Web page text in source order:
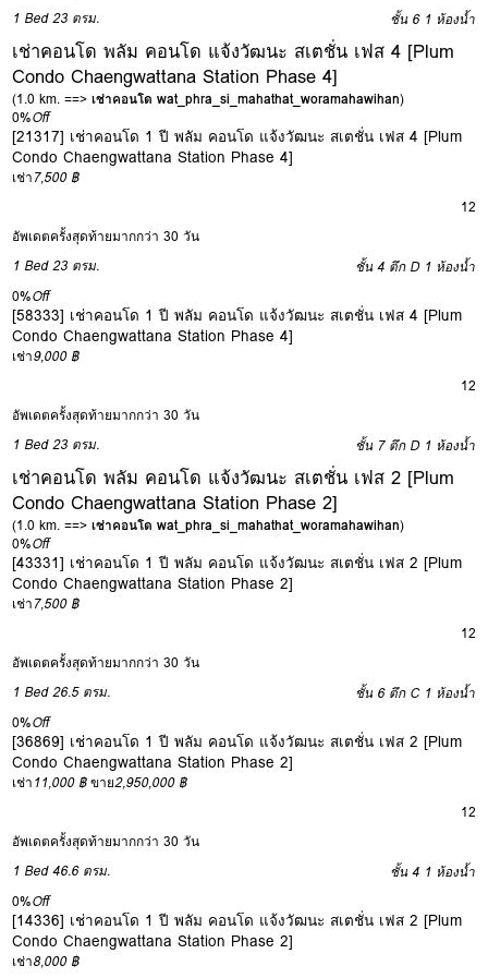
1 Bed 23 ตรม. ชั้น 6 1 ห้องน้ำ
เช่าคอนโด พลัม คอนโด แจ้งวัฒนะ สเตชั่น เฟส 4 [Plum
Condo Chaengwattana Station Phase 4]
(1.0 km. ==>เช่าคอนโด wat_phra_si_mahathat_woramahawihan)
0%Off
[21317] เช่าคอนโด 1 ปี พลัม คอนโด แจ้งวัฒนะ สเตชั่น เฟส 4 [Plum
Condo Chaengwattana Station Phase 4]
เช่า7,500 ฿
12
อัพเดตครั้งสุดท้ายมากกว่า 30 วัน
1 Bed 23 ตรม. ชั้น 4 ตึก D 1 ห้องน้ำ
0%Off
[58333] เช่าคอนโด 1 ปี พลัม คอนโด แจ้งวัฒนะ สเตชั่น เฟส 4 [Plum
Condo Chaengwattana Station Phase 4]
เช่า9,000 ฿
12
อัพเดตครั้งสุดท้ายมากกว่า 30 วัน
1 Bed 23 ตรม. ชั้น 7 ตึก D 1 ห้องน้ำ
เช่าคอนโด พลัม คอนโด แจ้งวัฒนะ สเตชั่น เฟส 2 [Plum
Condo Chaengwattana Station Phase 2]
(1.0 km. ==>เช่าคอนโด wat_phra_si_mahathat_woramahawihan)
0%Off
[43331] เช่าคอนโด 1 ปี พลัม คอนโด แจ้งวัฒนะ สเตชั่น เฟส 2 [Plum
Condo Chaengwattana Station Phase 2]
เช่า7,500 ฿
12
อัพเดตครั้งสุดท้ายมากกว่า 30 วัน
1 Bed 26.5 ตรม. ชั้น 6 ตึก C 1 ห้องน้ำ
0%Off
[36869] เช่าคอนโด 1 ปี พลัม คอนโด แจ้งวัฒนะ สเตชั่น เฟส 2 [Plum
Condo Chaengwattana Station Phase 2]
เช่า11,000 ฿ ขาย2,950,000 ฿
12
อัพเดตครั้งสุดท้ายมากกว่า 30 วัน
1 Bed 46.6 ตรม. ชั้น 4 1 ห้องน้ำ
0%Off
[14336] เช่าคอนโด 1 ปี พลัม คอนโด แจ้งวัฒนะ สเตชั่น เฟส 2 [Plum
Condo Chaengwattana Station Phase 2]
เช่า8,000 ฿